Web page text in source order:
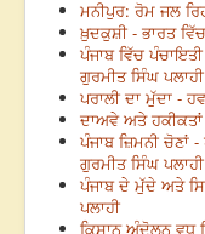
ਮਨੀਪੁਰ: ਰੋਮ ਜਲ
ਖ਼ੁਦਕੁਸ਼ੀ - ਭਾਰਤ
ਪੰਜਾਬ ਵਿੱਚ
ਗੁਰਮੀਤ ਸਿੰਘ ਪਲਾਹੀ
ਪਰਾਲੀ ਦਾ ਮੁੱਦਾ -
ਦਾਅਵੇ ਅਤੇ ਹਕੀਕਤਾਂ
ਪੰਜਾਬ ਜ਼ਿਮਨੀ
ਗੁਰਮੀਤ ਸਿੰਘ ਪਲਾਹੀ
ਪੰਜਾਬ ਦੇ ਮੁੱਦੇ ਅਤੇ
ਪਲਾਹੀ
ਕਿਸਾਨ ਅੰਦੋਲਨ ਵਧ